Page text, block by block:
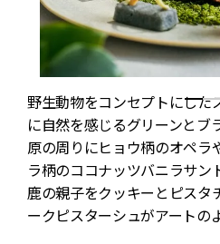
野生動物をコンセプトにした
に自然を感じるグリーンとブ
原の周りにヒョウ柄のオペラ
ラ柄のココナッツバニラサン
鹿の親子をクッキーとピスタ
ークピスターシュがアートの